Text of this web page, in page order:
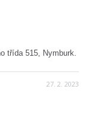
třída 515, Nymburk.
27. 2. 2023